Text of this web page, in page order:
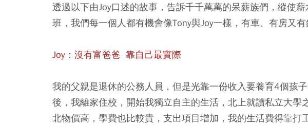
透過以下由Joy口述的故事，告訴千千萬萬的呆薪族們，縱使
班，我們每一個人都有機會像Tony與Joy一樣，有車、有房又有
Joy：沒有富爸爸 靠自己最實際
我的父親是退休的公務人員，但是光靠一份收入要養育4個孩
後，我離家住校，開始我獨立自主的生活，北上就讀私立大學
北物價高，學費也比較貴，支出項目增加，我的生活費得靠打